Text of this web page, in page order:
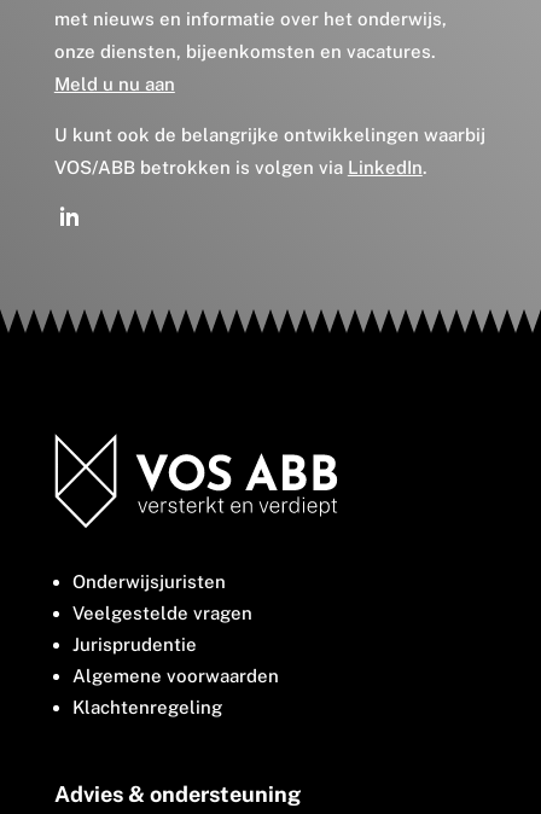
met nieuws en informatie over het onderwijs,
onze diensten, bijeenkomsten en vacatures.
Meld u nu aan
U kunt ook de belangrijke ontwikkelingen waarbij
VOS/ABB betrokken is volgen via LinkedIn.
Onderwijsjuristen
Veelgestelde vragen
Jurisprudentie
Algemene voorwaarden
Klachtenregeling
Advies & ondersteuning